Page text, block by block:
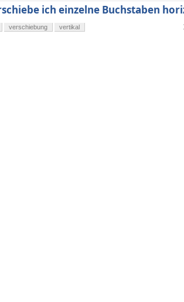
ich einzelne Buchstaben
verschiebung vertikal